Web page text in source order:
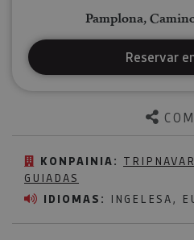
KONPAINIA:
GUIADAS
IDIOMAS: INGELESA,
Pamplona,
Reservar